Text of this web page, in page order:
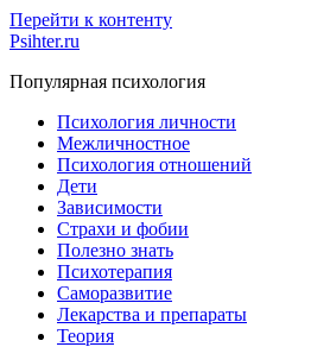
Перейти к контенту
Psihter.ru
Популярная психология
Психология личности
Межличностное
Психология отношений
Дети
Зависимости
Страхи и фобии
Полезно знать
Психотерапия
Саморазвитие
Лекарства и препараты
Теория